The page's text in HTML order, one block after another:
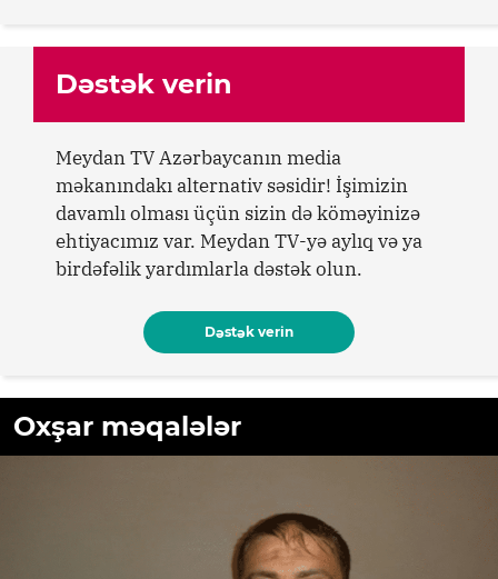
Dəstək verin
Meydan TV Azərbaycanın media
məkanındakı alternativ səsidir! İşimizin
davamlı olması üçün sizin də köməyinizə
ehtiyacımız var. Meydan TV-yə aylıq və ya
birdəfəlik yardımlarla dəstək olun.
Dəstək verin
Oxşar məqalələr